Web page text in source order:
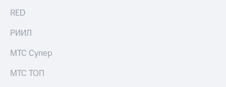
RED
РИИЛ
МТС Супер
МТС ТОП